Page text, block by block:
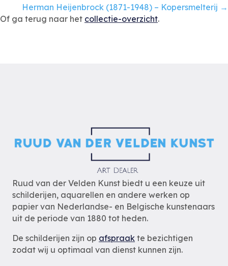
navigation
Herman Heijenbrock (1871-1948) – Kopersmelterij →
Of ga terug naar het collectie-overzicht.
Ruud van der Velden Kunst biedt u een keuze uit
schilderijen, aquarellen en andere werken op
papier van Nederlandse- en Belgische kunstenaars
uit de periode van 1880 tot heden.
De schilderijen zijn op afspraak te bezichtigen
zodat wij u optimaal van dienst kunnen zijn.